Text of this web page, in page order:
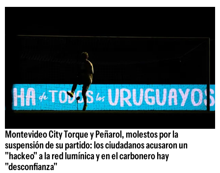
Montevideo City Torque y Peñarol, molestos por la
suspensión de su partido: los ciudadanos acusaron un
"hackeo" a la red lumínica y en el carbonero hay
"desconfianza"